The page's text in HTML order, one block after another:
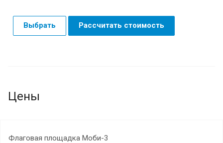
Выбрать Рассчитать стоимость
Цены
Флаговая площадка Моби-3